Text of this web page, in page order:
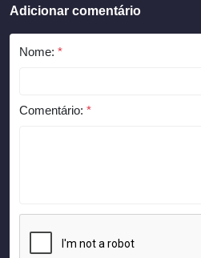
Adicionar comentário
Nome: *
Comentário: *